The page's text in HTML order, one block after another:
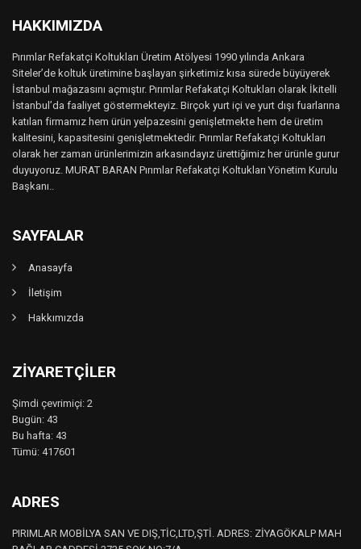
HAKKIMIZDA
Pırımlar Refakatçi Koltukları Üretim Atölyesi 1990 yılında Ankara
Siteler’de koltuk üretimine başlayan şirketimiz kısa sürede büyüyerek
İstanbul mağazasını açmıştır. Pırımlar Refakatçi Koltukları olarak İkitelli
İstanbul’da faaliyet göstermekteyiz. Birçok yurt içi ve yurt dışı fuarlarına
katılan firmamız hem ürün yelpazesini genişletmekte hem de üretim
kalitesini, kapasitesini genişletmektedir. Pırımlar Refakatçi Koltukları
olarak her zaman ürünlerimizin arkasındayız ürettiğimiz her ürünle gurur
duyuyoruz. MURAT BARAN Pırımlar Refakatçi Koltukları Yönetim Kurulu
Başkanı..
SAYFALAR
Anasayfa
İletişim
Hakkımızda
ZIYARETÇILER
Şimdi çevrimiçi: 2
Bugün: 43
Bu hafta: 43
Tümü: 417601
ADRES
PIRIMLAR MOBİLYA SAN VE DIŞ,TİC,LTD,ŞTİ. ADRES: ZİYAGÖKALP MAH